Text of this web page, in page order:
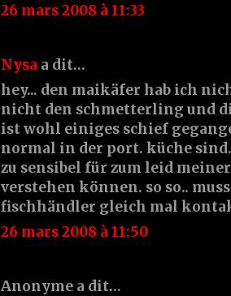
26 mars 2008 à 11:33
Nysa a dit…
hey... den maikäfer hab ich
nicht den schmetterling und
ist wohl einiges schief
normal in der port. küche
zu sensibel für zum leid
verstehen können. so so..
fischhändler gleich mal
26 mars 2008 à 11:50
Anonyme a dit…